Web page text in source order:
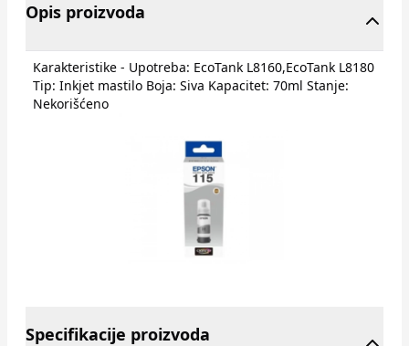
Opis proizvoda
Karakteristike - Upotreba: EcoTank L8160,EcoTank L8180
Tip: Inkjet mastilo Boja: Siva Kapacitet: 70ml Stanje:
Nekorišćeno
Specifikacije proizvoda